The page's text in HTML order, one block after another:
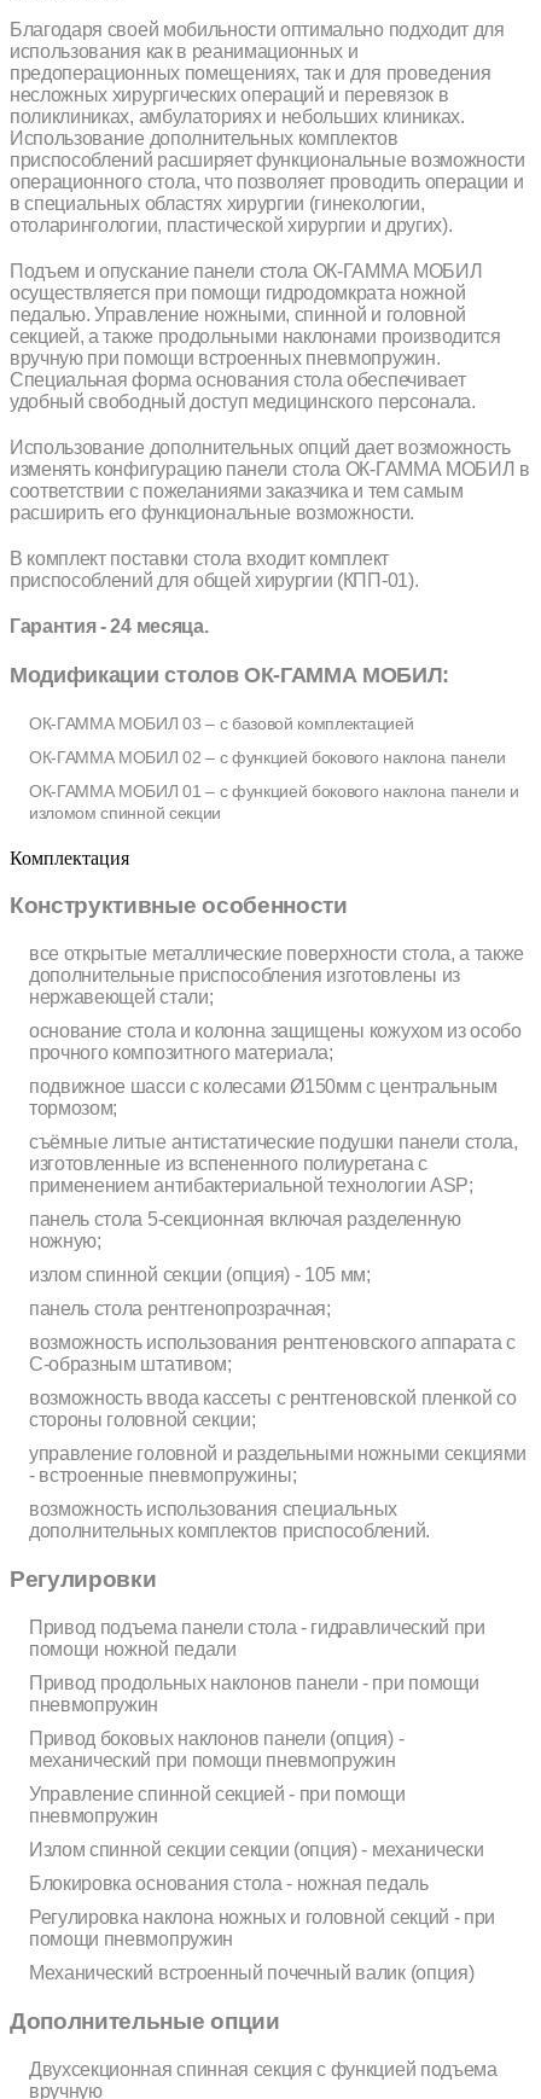
Благодаря своей мобильности оптимально подходит для
использования как в реанимационных и
предоперационных помещениях, так и для проведения
несложных хирургических операций и перевязок в
поликлиниках, амбулаториях и небольших клиниках.
Использование дополнительных комплектов
приспособлений расширяет функциональные возможности
операционного стола, что позволяет проводить операции и
в специальных областях хирургии (гинекологии,
отоларингологии, пластической хирургии и других).
Подъем и опускание панели стола ОК-ГАММА МОБИЛ
осуществляется при помощи гидродомкрата ножной
педалью. Управление ножными, спинной и головной
секцией, а также продольными наклонами производится
вручную при помощи встроенных пневмопружин.
Специальная форма основания стола обеспечивает
удобный свободный доступ медицинского персонала.
Использование дополнительных опций дает возможность
изменять конфигурацию панели стола ОК-ГАММА МОБИЛ в
соответствии с пожеланиями заказчика и тем самым
расширить его функциональные возможности.
В комплект поставки стола входит комплект
приспособлений для общей хирургии (КПП-01).
Гарантия - 24 месяца.
Модификации столов ОК-ГАММА МОБИЛ:
ОК-ГАММА МОБИЛ 03 – с базовой комплектацией
ОК-ГАММА МОБИЛ 02 – с функцией бокового наклона панели
ОК-ГАММА МОБИЛ 01 – с функцией бокового наклона панели и
изломом спинной секции
Комплектация
Конструктивные особенности
все открытые металлические поверхности стола, а также
дополнительные приспособления изготовлены из
нержавеющей стали;
основание стола и колонна защищены кожухом из особо
прочного композитного материала;
подвижное шасси с колесами Ø150мм с центральным
тормозом;
съёмные литые антистатические подушки панели стола,
изготовленные из вспененного полиуретана с
применением антибактериальной технологии ASP;
панель стола 5-секционная включая разделенную
ножную;
излом спинной секции (опция) - 105 мм;
панель стола рентгенопрозрачная;
возможность использования рентгеновского аппарата с
С-образным штативом;
возможность ввода кассеты с рентгеновской пленкой со
стороны головной секции;
управление головной и раздельными ножными секциями
- встроенные пневмопружины;
возможность использования специальных
дополнительных комплектов приспособлений.
Регулировки
Привод подъема панели стола - гидравлический при
помощи ножной педали
Привод продольных наклонов панели - при помощи
пневмопружин
Привод боковых наклонов панели (опция) -
механический при помощи пневмопружин
Управление спинной секцией - при помощи
пневмопружин
Излом спинной секции секции (опция) - механически
Блокировка основания стола - ножная педаль
Регулировка наклона ножных и головной секций - при
помощи пневмопружин
Механический встроенный почечный валик (опция)
Дополнительные опции
Двухсекционная спинная секция с функцией подъема
вручную